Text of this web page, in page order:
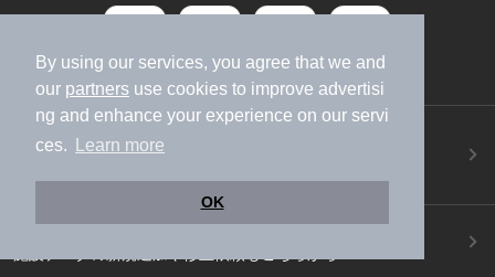
By using our services, you agree that we and
our partners use cookies to improve advertisi
ng and enhance your experience on our servi
ces.
Learn more
OK
ニフティ温泉アプリ
地図から温泉検索！お得な限定クーポンも！
今すぐダウンロード！
ご意見ご要望 ・お問い合わせ